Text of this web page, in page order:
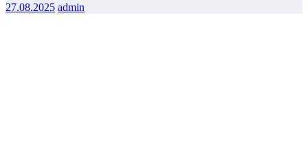
27.08.2025 admin